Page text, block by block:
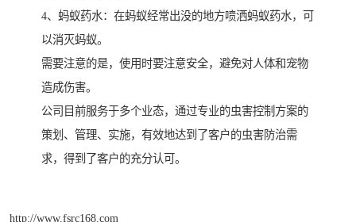
4、蚂蚁药水：在蚂蚁经常出没的地方喷洒蚂蚁药水，可
以消灭蚂蚁。
需要注意的是，使用时要注意安全，避免对人体和宠物
造成伤害。
公司目前服务于多个业态，通过专业的虫害控制方案的
策划、管理、实施，有效地达到了客户的虫害防治需
求，得到了客户的充分认可。
http://www.fsrc168.com